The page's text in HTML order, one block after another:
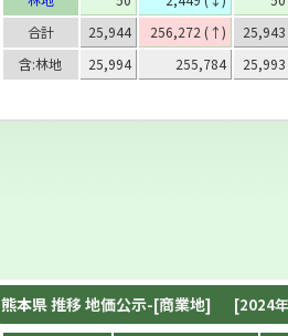
合計
25,944 256,272 (↑)
25,943
含:林地
25,994 255,784 25,993
熊本県推移 地価公示-[商業地] [2024